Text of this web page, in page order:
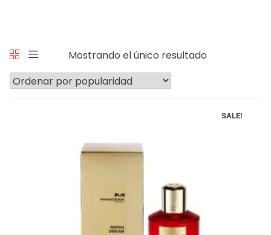
Mostrando el único resultado
SALE!